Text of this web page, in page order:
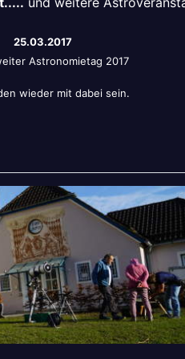
25.03.2017
Astronomietag 2017
wieder mit dabei sein.